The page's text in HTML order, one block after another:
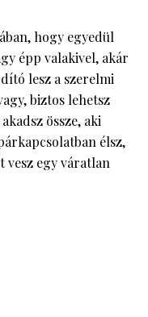
hogy egyedül
épp valakivel, akár
lesz a szerelmi
biztos lehetsz
össze, aki
élsz,
vesz egy váratlan